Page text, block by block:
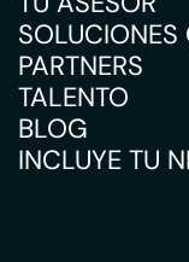
SOLUCIONES
PARTNERS
TALENTO
BLOG
INCLUYE TU